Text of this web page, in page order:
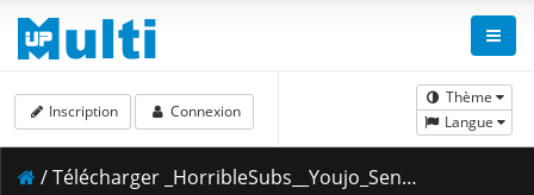
Thème
Langue
Inscription Connexion
/ Télécharger _HorribleSubs__Youjo_Senki_Movie_-_00__480p_.mkv.003 ( 490.97 MB )